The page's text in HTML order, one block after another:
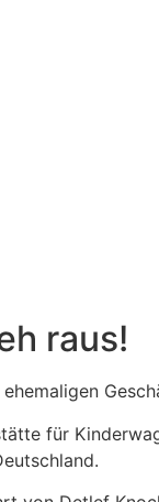
raus!
für